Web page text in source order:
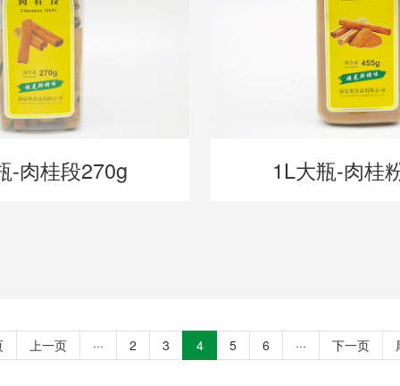
-肉桂段270g 1L大瓶-肉桂
上一页 ··· 2 3 4 5 6 ··· 下一页